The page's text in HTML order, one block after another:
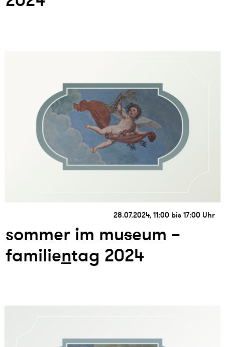
28.07.2024, 11:00 bis 17:00 Uhr
sommer im museum –
familientag 2024